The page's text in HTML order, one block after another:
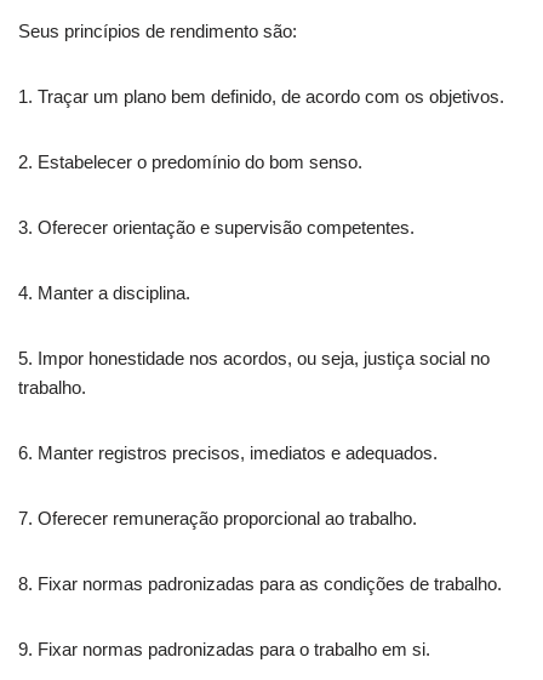
Seus princípios de rendimento são:
1. Traçar um plano bem definido, de acordo com os objetivos.
2. Estabelecer o predomínio do bom senso.
3. Oferecer orientação e supervisão competentes.
4. Manter a disciplina.
5. Impor honestidade nos acordos, ou seja, justiça social no
trabalho.
6. Manter registros precisos, imediatos e adequados.
7. Oferecer remuneração proporcional ao trabalho.
8. Fixar normas padronizadas para as condições de trabalho.
9. Fixar normas padronizadas para o trabalho em si.